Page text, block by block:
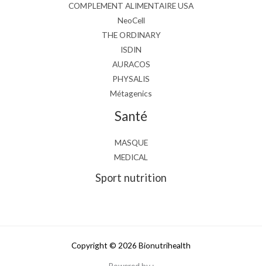
COMPLEMENT ALIMENTAIRE USA
NeoCell
THE ORDINARY
ISDIN
AURACOS
PHYSALIS
Métagenics
Santé
MASQUE
MEDICAL
Sport nutrition
Copyright © 2026 Bionutrihealth